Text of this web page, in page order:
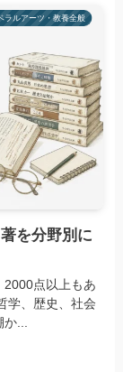
ラルアーツ・教養全般
を分野別に
2000点以上もあ
学、歴史、社会
か...